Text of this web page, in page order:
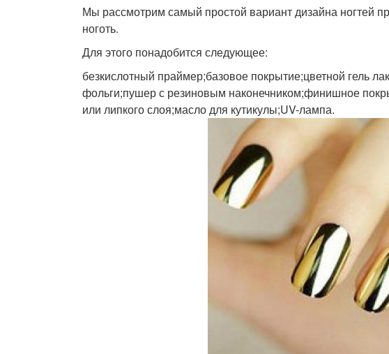
Мы рассмотрим самый простой вариант дизайна ногтей
ноготь.
Для этого понадобится следующее:
безкислотный праймер;базовое покрытие;цветной гель
фольги;пушер с резиновым наконечником;финишное
или липкого слоя;масло для кутикулы;UV-лампа.